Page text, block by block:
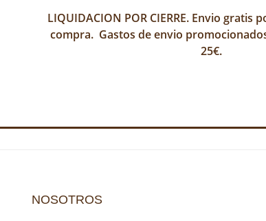
LIQUIDACION POR CIERRE. Envio gratis
compra. Gastos de envio
25€.
NOSOTROS